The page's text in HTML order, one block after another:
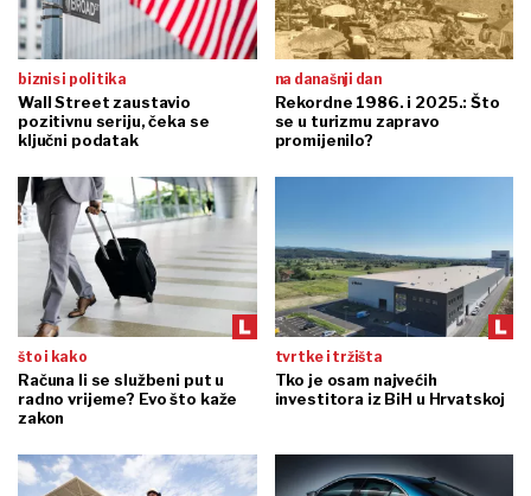
biznis i politika
Wall Street zaustavio
pozitivnu seriju, čeka se
ključni podatak
na današnji dan
Rekordne 1986. i 2025.: Što
se u turizmu zapravo
promijenilo?
što i kako
Računa li se službeni put u
radno vrijeme? Evo što kaže
zakon
tvrtke i tržišta
Tko je osam najvećih
investitora iz BiH u Hrvatskoj